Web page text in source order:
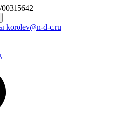
korolev@n-d-c.ru